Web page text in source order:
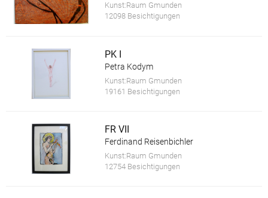
Kunst:Raum Gmunden
12098 Besichtigungen
PK I
Petra Kodym
Kunst:Raum Gmunden
19161 Besichtigungen
FR VII
Ferdinand Reisenbichler
Kunst:Raum Gmunden
12754 Besichtigungen